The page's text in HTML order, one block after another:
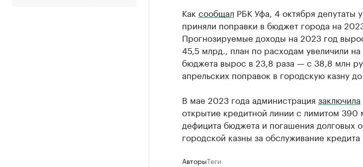
Как сообщал РБК Уфа, 4 октября депутаты
приняли поправки в бюджет города на
Прогнозируемые доходы на 2023 год
45,5 млрд., план по расходам увеличили
бюджета вырос в 23,8 раза — с 38,8 млн
апрельских поправок в городскую казну
В мае 2023 года администрация заключила
открытие кредитной линии с лимитом 390
дефицита бюджета и погашения долговых
городской казны за обслуживание
АвторыТеги